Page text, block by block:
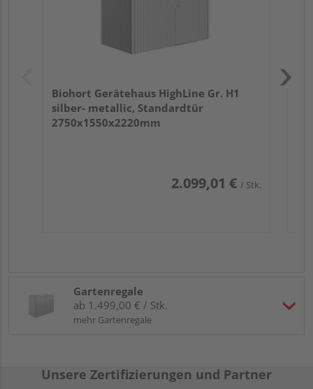
Biohort Gerätehaus HighLine Gr. H1
silber- metallic, Standardtür
2750x1550x2220mm
2.099,01 € / Stk.
Gartenregale
ab 1.499,00 € / Stk.
mehr Gartenregale
Unsere Zertifizierungen und Partner